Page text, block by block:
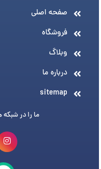
صفحه اصلی
فروشگاه
وبلاگ
درباره ما
sitemap
ما را در